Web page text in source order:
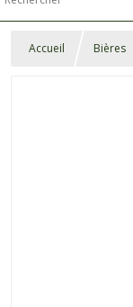
Accueil Bières